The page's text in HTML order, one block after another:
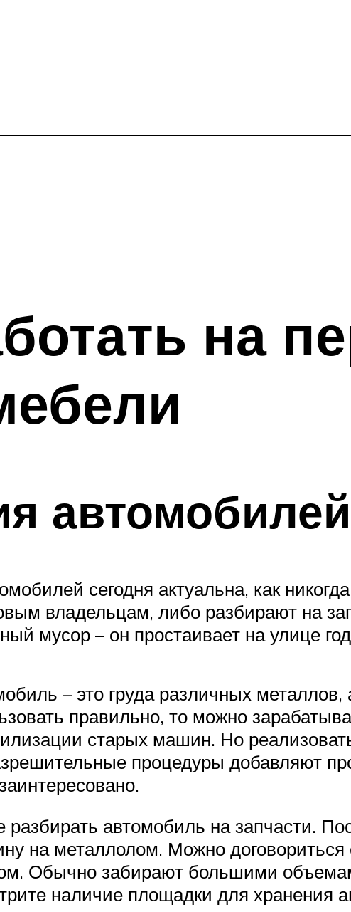
на
автомобилей
сегодня актуальна, как
владельцам, либо разбирают на
мусор – он простаивает на улице
– это груда различных металлов,
правильно, то можно
старых машин. Но
процедуры добавляют
автомобиль на запчасти.
на металлолом. Можно
Обычно забирают большими
наличие площадки для хранения